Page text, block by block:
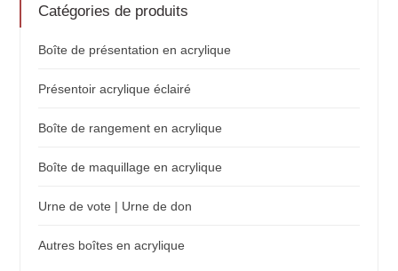
Catégories de produits
Boîte de présentation en acrylique
Présentoir acrylique éclairé
Boîte de rangement en acrylique
Boîte de maquillage en acrylique
Urne de vote | Urne de don
Autres boîtes en acrylique